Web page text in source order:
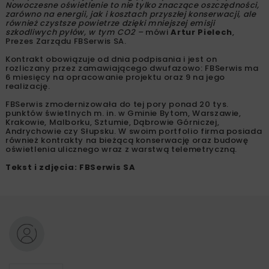
Nowoczesne oświetlenie to nie tylko znaczące oszczędności,
zarówno na energii, jak i kosztach przyszłej konserwacji, ale
również czystsze powietrze dzięki mniejszej emisji
szkodliwych pyłów, w tym CO2 – mówiArtur Pielech,
Prezes Zarządu FBSerwis SA.
Kontrakt obowiązuje od dnia podpisania i jest on
rozliczany przez zamawiającego dwufazowo: FBSerwis ma
6 miesięcy na opracowanie projektu oraz 9 na jego
realizację.
FBSerwis zmodernizowała do tej pory ponad 20 tys.
punktów świetlnych m. in. w Gminie Bytom, Warszawie,
Krakowie, Malborku, Sztumie, Dąbrowie Górniczej,
Andrychowie czy Słupsku. W swoim portfolio firma posiada
również kontrakty na bieżącą konserwację oraz budowę
oświetlenia ulicznego wraz z warstwą telemetryczną.
Tekst i zdjęcia: FBSerwis SA